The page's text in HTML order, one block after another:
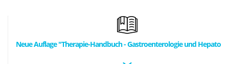
Neue Auflage "Therapie-Handbuch - Gastroenterologie und